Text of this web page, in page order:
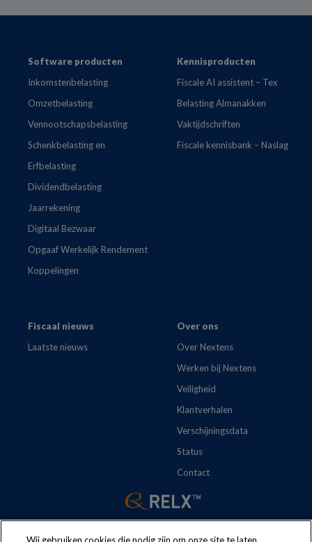
FooterSoftware producten
Inkomstenbelasting
Omzetbelasting
Vennootschapsbelasting
Schenkbelasting en
Erfbelasting
Dividendbelasting
Jaarrekening
Digitaal Bezwaar
Opgaaf Werkelijk Rendement
Koppelingen
Kennisproducten
Fiscale AI assistent – Tex
Belasting Almanakken
Vaktijdschriften
Fiscale kennisbank – Naslag
Fiscaal nieuws
Laatste nieuws
Over ons
Over Nextens
Werken bij Nextens
Veiligheid
Klantverhalen
Verschijningsdata
Status
Contact